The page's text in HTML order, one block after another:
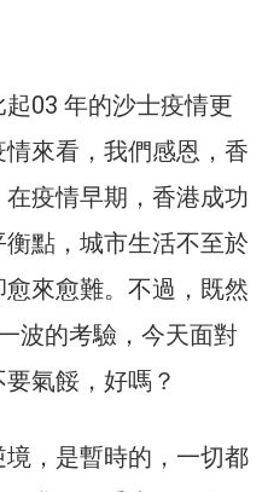
03 年的沙士疫情更
來看，我們感恩，香
疫情早期，香港成功
點，城市生活不至於
來愈難。不過，既然
波的考驗，今天面對
氣餒，好嗎？
，是暫時的，一切都